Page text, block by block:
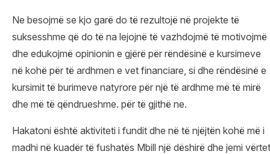
Ne besojmë se kjo garë do të rezultojë në projekte të
suksesshme që do të na lejojnë të vazhdojmë të motivojmë
dhe edukojmë opinionin e gjërë për rëndësinë e kursimeve
në kohë për të ardhmen e vet financiare, si dhe rëndësinë e
kursimit të burimeve natyrore për një të ardhme më të mirë
dhe më të qëndrueshme. për të gjithë ne.
Hakatoni është aktiviteti i fundit dhe në të njëjtën kohë më i
madhi në kuadër të fushatës Mbill një dëshirë dhe jemi vërtet